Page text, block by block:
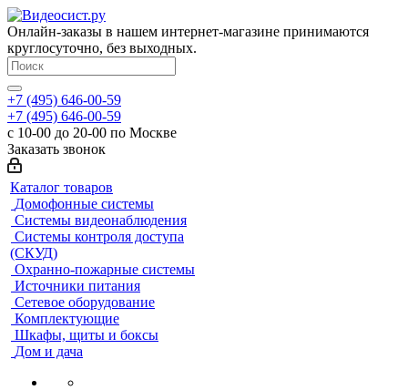
Онлайн-заказы в нашем интернет-магазине принимаются
круглосуточно, без выходных.
+7 (495) 646-00-59
+7 (495) 646-00-59
с 10-00 до 20-00 по Москве
Заказать звонок
Каталог товаров
Домофонные системы
Системы видеонаблюдения
Системы контроля доступа
(СКУД)
Охранно-пожарные системы
Источники питания
Сетевое оборудование
Комплектующие
Шкафы, щиты и боксы
Дом и дача